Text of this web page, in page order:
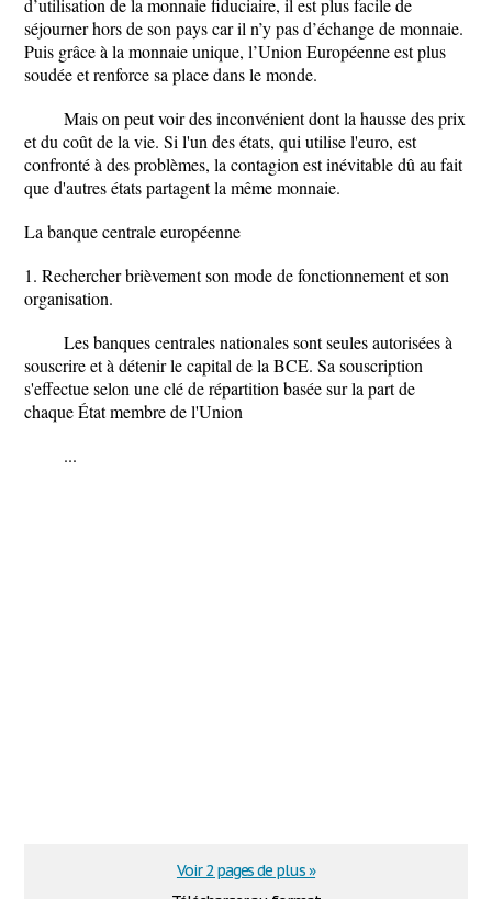
d’utilisation de la monnaie fiduciaire, il est plus facile de
séjourner hors de son pays car il n’y pas d’échange de monnaie.
Puis grâce à la monnaie unique, l’Union Européenne est plus
soudée et renforce sa place dans le monde.
Mais on peut voir des inconvénient dont la hausse des prix
et du coût de la vie. Si l'un des états, qui utilise l'euro, est
confronté à des problèmes, la contagion est inévitable dû au fait
que d'autres états partagent la même monnaie.
La banque centrale européenne
1. Rechercher brièvement son mode de fonctionnement et son
organisation.
Les banques centrales nationales sont seules autorisées à
souscrire et à détenir le capital de la BCE. Sa souscription
s'effectue selon une clé de répartition basée sur la part de
chaque État membre de l'Union
...
Voir 2 pages de plus »